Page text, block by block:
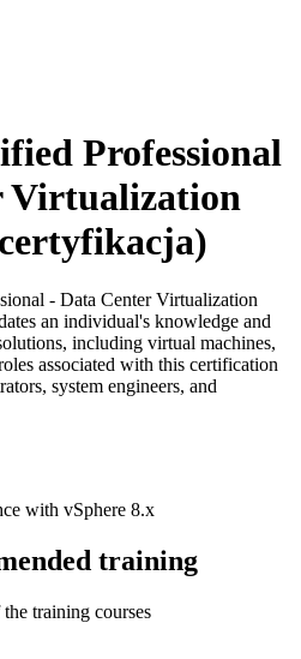
Professional
Virtualization
- Data Center Virtualization
an individual's knowledge and
including virtual machines,
associated with this certification
system engineers, and
with vSphere 8.x
training
training courses